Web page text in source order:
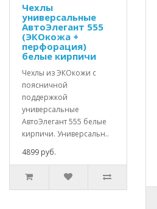
Чехлы
универсальные
АвтоЭлегант 555
(ЭКОкожа +
перфорация)
белые кирпичи
Чехлы из ЭКОкожи с
поясничной
поддержкой
универсальные
АвтоЭлегант 555 белые
кирпичи. Универсальн..
4899 руб.